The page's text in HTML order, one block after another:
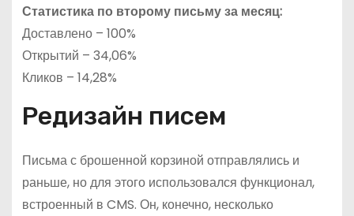
Статистика по второму письму за месяц:
Доставлено – 100%
Открытий – 34,06%
Кликов – 14,28%
Редизайн писем
Письма с брошенной корзиной отправлялись и
раньше, но для этого использовался функционал,
встроенный в CMS. Он, конечно, несколько